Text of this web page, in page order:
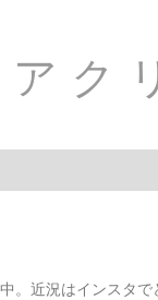
ク
。近況はインスタ